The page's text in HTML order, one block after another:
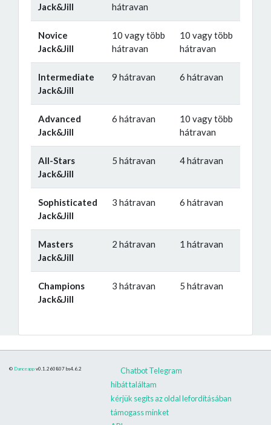
Jack&Jill
hátravan
Novice
Jack&Jill
10 vagy több
hátravan
10 vagy több
hátravan
Intermediate
Jack&Jill
9 hátravan 6 hátravan
Advanced
Jack&Jill
6 hátravan
10 vagy több
hátravan
All-Stars
Jack&Jill
5 hátravan 4 hátravan
Sophisticated
Jack&Jill
3 hátravan 6 hátravan
Masters
Jack&Jill
2 hátravan 1 hátravan
Champions
Jack&Jill
3 hátravan 5 hátravan
© Danceapp v0.1.260807 bs4.6.2
Chatbot Telegram
hibát találtam
kérjük segíts az oldal lefordításában
támogass minket